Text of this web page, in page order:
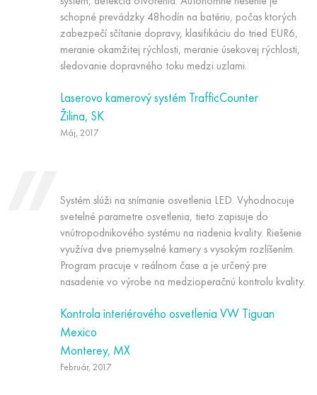
schopné prevádzky 48hodín na batériu, počas ktorých
zabezpečí sčítanie dopravy, klasifikáciu do tried EUR6,
meranie okamžitej rýchlosti, meranie úsekovej rýchlosti,
sledovanie dopravného toku medzi uzlami.
Laserovo kamerový systém TrafficCounter
Žilina, SK
Máj, 2017
Systém slúži na snímanie osvetlenia LED. Vyhodnocuje
svetelné parametre osvetlenia, tieto zapisuje do
vnútropodnikového systému na riadenia kvality. Riešenie
využíva dve priemyselné kamery s vysokým rozlíšením.
Program pracuje v reálnom čase a je určený pre
nasadenie vo výrobe na medzioperačnú kontrolu kvality.
Kontrola interiérového osvetlenia VW Tiguan
Mexico
Monterey, MX
Február, 2017